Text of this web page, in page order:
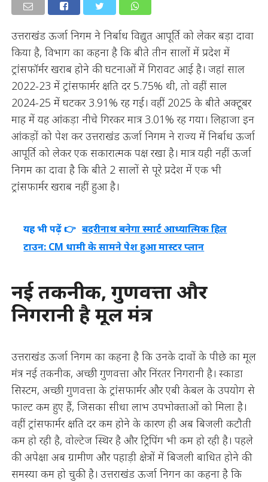
उत्तराखंड ऊर्जा निगम ने निर्बाध विद्युत आपूर्ति को लेकर बड़ा दावा
किया है, विभाग का कहना है कि बीते तीन सालों में प्रदेश में
ट्रांसफॉर्मर खराब होने की घटनाओं में गिरावट आई है। जहां साल
2022-23 में ट्रांसफार्मर क्षति दर 5.75% थी, तो वहीं साल
2024-25 में घटकर 3.91% रह गई। वहीं 2025 के बीते अक्टूबर
माह में यह आंकड़ा नीचे गिरकर मात्र 3.01% रह गया। लिहाजा इन
आंकड़ों को पेश कर उत्तराखंड ऊर्जा निगम ने राज्य में निर्बाध ऊर्जा
आपूर्ति को लेकर एक सकारात्मक पक्ष रखा है। मात्र यही नहीं ऊर्जा
निगम का दावा है कि बीते 2 सालों से पूरे प्रदेश में एक भी
ट्रांसफार्मर खराब नहीं हुआ है।
यह भी पढ़ें 👉 बदरीनाथ बनेगा स्मार्ट आध्यात्मिक हिल
टाउन: CM धामी के सामने पेश हुआ मास्टर प्लान
नई तकनीक, गुणवत्ता और
निगरानी है मूल मंत्र
उत्तराखंड ऊर्जा निगम का कहना है कि उनके दावों के पीछे का मूल
मंत्र नई तकनीक, अच्छी गुणवत्ता और निंरतर निगरानी है। स्काडा
सिस्टम, अच्छी गुणवत्ता के ट्रांसफार्मर और एबी केबल के उपयोग से
फाल्ट कम हुए हैं, जिसका सीधा लाभ उपभोक्ताओं को मिला है।
वहीं ट्रांसफार्मर क्षति दर कम होने के कारण ही अब बिजली कटौती
कम हो रही है, वोल्टेज स्थिर है और ट्रिपिंग भी कम हो रही है। पहले
की अपेक्षा अब ग्रामीण और पहाड़ी क्षेत्रों में बिजली बाधित होने की
समस्या कम हो चुकी है। उत्तराखंड ऊर्जा निगन का कहना है कि